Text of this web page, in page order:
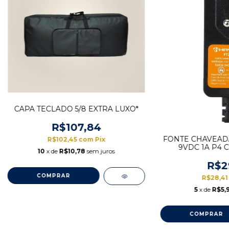
CAPA TECLADO 5/8 EXTRA LUXO*
R$107,84
R$102,45 com Pix
10 x de R$10,78 sem juros
FONTE
9VDC 1A P4
R$28,41
5 x de